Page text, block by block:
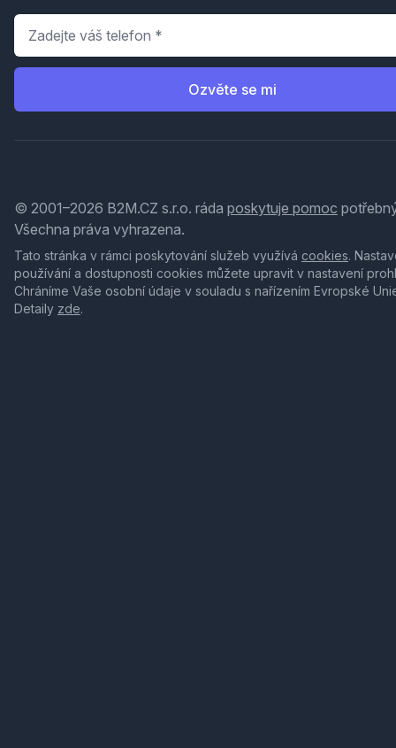
Telefon
Ozvěte se mi
© 2001–2026 B2M.CZ s.r.o. ráda poskytuje pomoc
Všechna práva vyhrazena.
Tato stránka v rámci poskytování služeb využívá cookies.
používání a dostupnosti cookies můžete upravit v nastavení
Chráníme Vaše osobní údaje v souladu s nařízením Evropské
Detaily zde.